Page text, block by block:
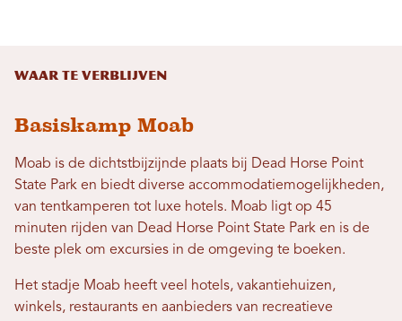
Waar te verblijven
Basiskamp Moab
Moab is de dichtstbijzijnde plaats bij Dead Horse Point
State Park en biedt diverse accommodatiemogelijkheden,
van tentkamperen tot luxe hotels. Moab ligt op 45
minuten rijden van Dead Horse Point State Park en is de
beste plek om excursies in de omgeving te boeken.
Het stadje Moab heeft veel hotels, vakantiehuizen,
winkels, restaurants en aanbieders van recreatieve